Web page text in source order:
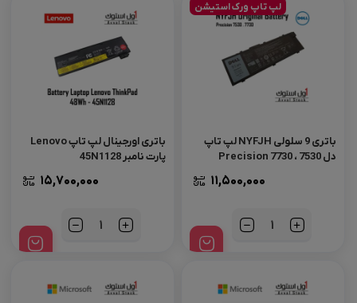
لپ تاپ ورک استیشن
باتری 9 سلولی NYFJH لپ تاپ
دل Precision 7730 ، 7530
11,500,000
تعداد
باتری اورجینال لپ‌ تاپ Lenovo
پارت نامبر 45N1128
15,700,000
تعداد